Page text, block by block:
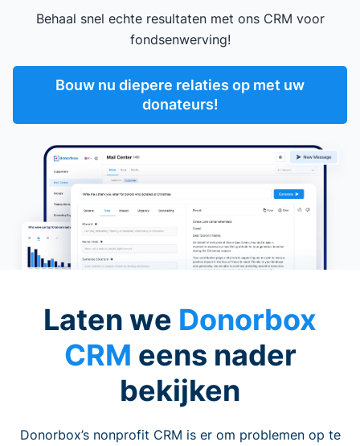
Behaal snel echte resultaten met ons CRM voor
fondsenwerving!
Bouw nu diepere relaties op met uw
donateurs!
Laten we Donorbox
CRM eens nader
bekijken
Donorbox’s nonprofit CRM is er om problemen op te